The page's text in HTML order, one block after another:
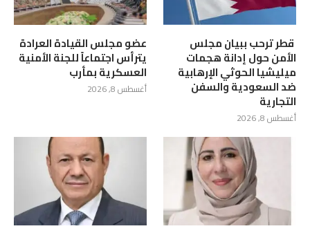
‏ قطر ترحب ببيان مجلس
الأمن حول إدانة هجمات
ميليشيا الحوثي الإرهابية
ضد السعودية والسفن
التجارية
أغسطس 8, 2026
عضو مجلس القيادة العرادة
يترأس اجتماعاً للجنة الأمنية
العسكرية بمأرب
أغسطس 8, 2026